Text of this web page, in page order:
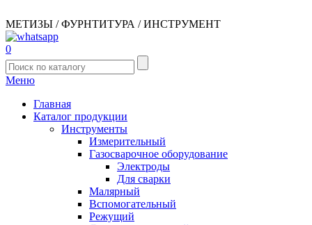
МЕТИЗЫ / ФУРНТИТУРА / ИНСТРУМЕНТ
0
Меню
Главная
Каталог продукции
Инструменты
Измерительный
Газосварочное оборудование
Электроды
Для сварки
Малярный
Вспомогательный
Режущий